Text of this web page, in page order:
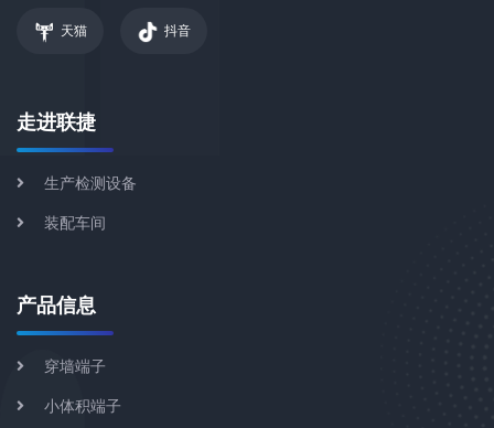
天猫 抖音
走进联捷
生产检测设备
装配车间
产品信息
穿墙端子
小体积端子